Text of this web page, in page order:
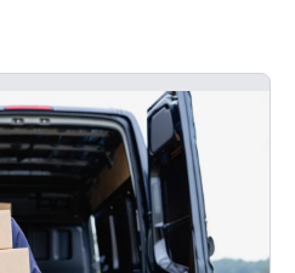
и без задержек.